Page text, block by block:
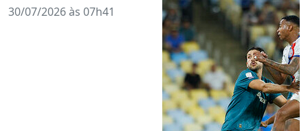
30/07/2026 às 07h41